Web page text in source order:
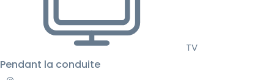
TV
Pendant la conduite